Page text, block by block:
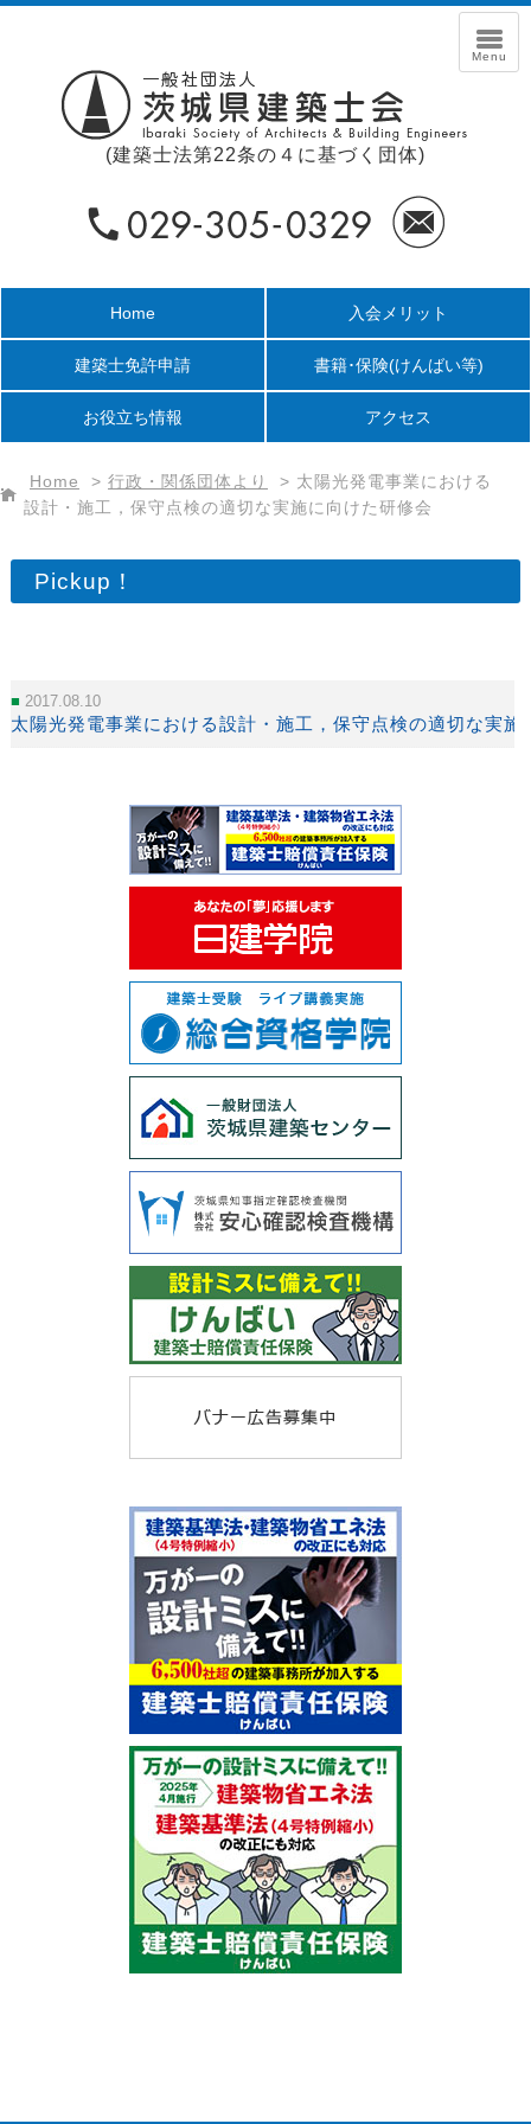
(建築士法第22条の４に基づく団体)
Home 入会メリット
建築士免許申請 書籍･保険(けんばい等)
お役立ち情報 アクセス
Home > 行政・関係団体より > 太陽光発電事業における
設計・施工，保守点検の適切な実施に向けた研修会
Pickup！
2017.08.10
太陽光発電事業における設計・施工，保守点検の適切な実施